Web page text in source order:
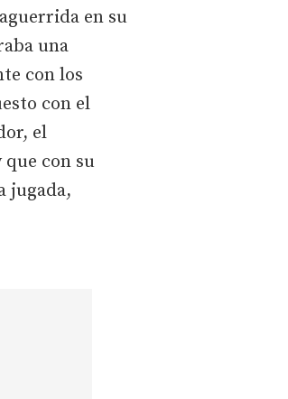
en su
una
con los
con el
el
con su
jugada,